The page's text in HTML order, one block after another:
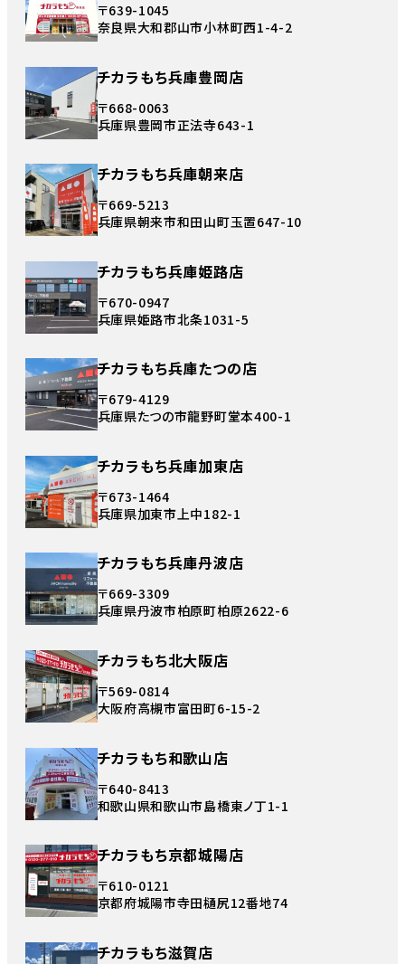
〒639-1045
奈良県大和郡山市小林町西1-4-2
チカラもち兵庫豊岡店
〒668-0063
兵庫県豊岡市正法寺643-1
チカラもち兵庫朝来店
〒669-5213
兵庫県朝来市和田山町玉置647-10
チカラもち兵庫姫路店
〒670-0947
兵庫県姫路市北条1031-5
チカラもち兵庫たつの店
〒679-4129
兵庫県たつの市龍野町堂本400-1
チカラもち兵庫加東店
〒673-1464
兵庫県加東市上中182-1
チカラもち兵庫丹波店
〒669-3309
兵庫県丹波市柏原町柏原2622-6
チカラもち北大阪店
〒569-0814
大阪府高槻市富田町6-15-2
チカラもち和歌山店
〒640-8413
和歌山県和歌山市島橋東ノ丁1-1
チカラもち京都城陽店
〒610-0121
京都府城陽市寺田樋尻12番地74
チカラもち滋賀店